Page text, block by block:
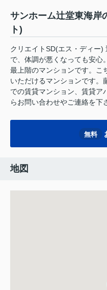
サンホーム辻堂東海岸
ト)
クリエイトSD(エス・ディー
で、体調が悪くなっても安心
最上階のマンションです。こ
いただけるマンションです。
での賃貸マンション、賃貸ア
らお問い合わせやご連絡を下
無料
地図